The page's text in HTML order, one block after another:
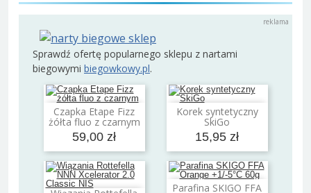
Sprawdź ofertę popularnego sklepu z nartami
biegowymi biegowkowy.pl.
Czapka Etape Fizz
żółta fluo z czarnym
59,00 zł
Dodaj do koszyka Korek syntetyczny
SkiGo
15,95 zł
Dodaj do koszyka
Parafina SKIGO FFA
Dodaj do koszyka